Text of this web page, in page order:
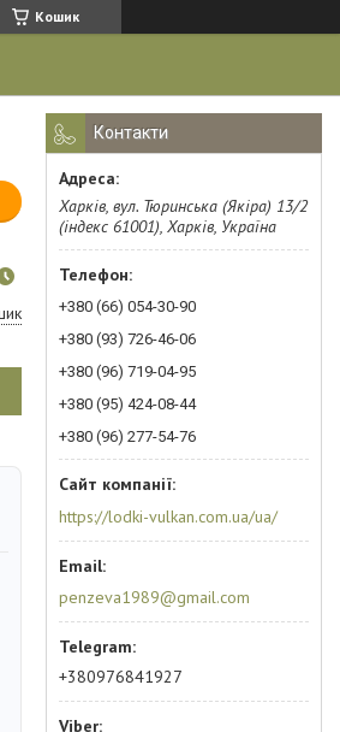
Кошик
Контакти
Харків, вул. Тюринська (Якіра) 13/2
(індекс 61001), Харків, Україна
+380 (66) 054-30-90
+380 (93) 726-46-06
+380 (96) 719-04-95
+380 (95) 424-08-44
+380 (96) 277-54-76
https://lodki-vulkan.com.ua/ua/
penzeva1989@gmail.com
+380976841927